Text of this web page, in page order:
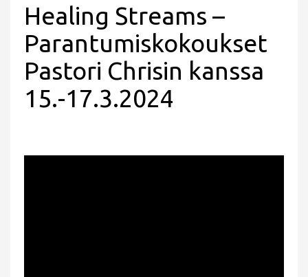
Healing Streams –
Parantumiskokoukset
Pastori Chrisin kanssa
15.-17.3.2024